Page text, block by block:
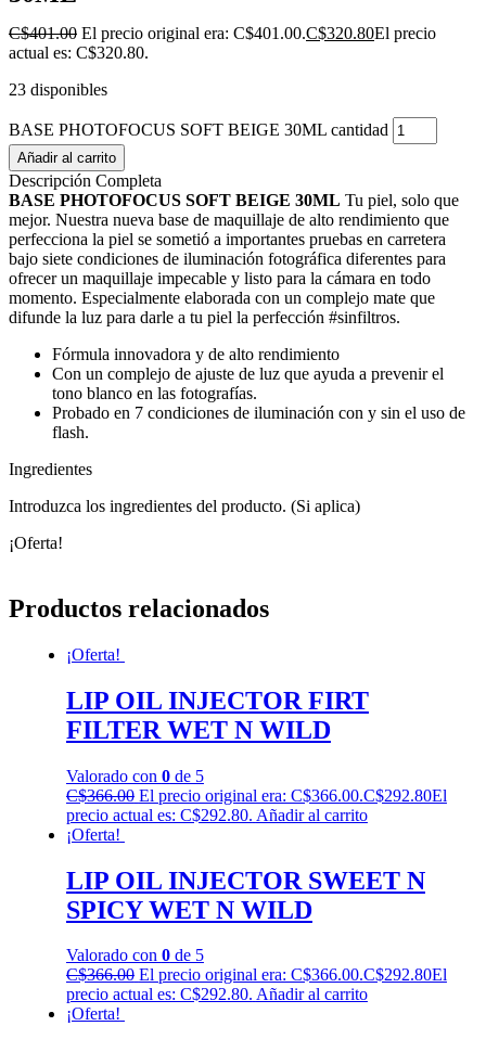
C$401.00 El precio original era: C$401.00.C$320.80El precio
actual es: C$320.80.
23 disponibles
BASE PHOTOFOCUS SOFT BEIGE 30ML cantidad
Añadir al carrito
Descripción Completa
BASE PHOTOFOCUS SOFT BEIGE 30ML Tu piel, solo que
mejor. Nuestra nueva base de maquillaje de alto rendimiento que
perfecciona la piel se sometió a importantes pruebas en carretera
bajo siete condiciones de iluminación fotográfica diferentes para
ofrecer un maquillaje impecable y listo para la cámara en todo
momento. Especialmente elaborada con un complejo mate que
difunde la luz para darle a tu piel la perfección #sinfiltros.
Fórmula innovadora y de alto rendimiento
Con un complejo de ajuste de luz que ayuda a prevenir el
tono blanco en las fotografías.
Probado en 7 condiciones de iluminación con y sin el uso de
flash.
Ingredientes
Introduzca los ingredientes del producto. (Si aplica)
¡Oferta!
Productos relacionados
¡Oferta!
LIP OIL INJECTOR FIRT
FILTER WET N WILD
Valorado con 0de 5
C$366.00 El precio original era: C$366.00.C$292.80El
precio actual es: C$292.80. Añadir al carrito
¡Oferta!
LIP OIL INJECTOR SWEET N
SPICY WET N WILD
Valorado con 0de 5
C$366.00 El precio original era: C$366.00.C$292.80El
precio actual es: C$292.80. Añadir al carrito
¡Oferta!